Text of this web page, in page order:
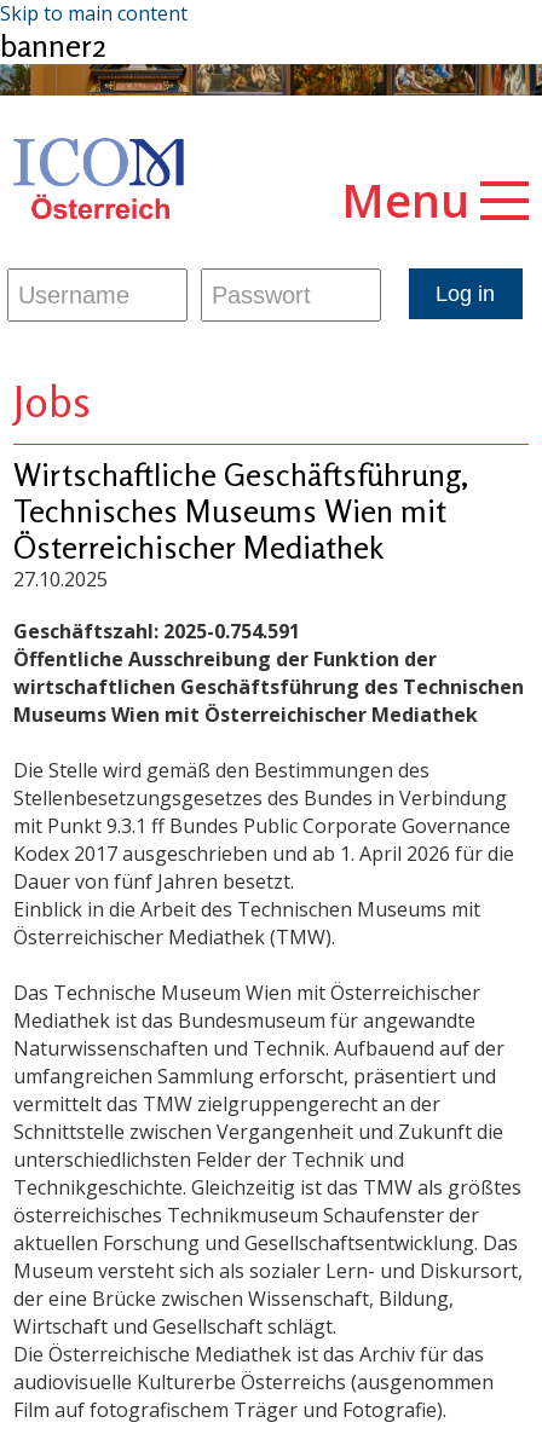
Skip to main content
banner2
Menu
Jobs
Wirtschaftliche Geschäftsführung,
Technisches Museums Wien mit
Österreichischer Mediathek
27.10.2025
Geschäftszahl: 2025-0.754.591
Öffentliche Ausschreibung der Funktion der
wirtschaftlichen Geschäftsführung des Technischen
Museums Wien mit Österreichischer Mediathek
Die Stelle wird gemäß den Bestimmungen des
Stellenbesetzungsgesetzes des Bundes in Verbindung
mit Punkt 9.3.1 ff Bundes Public Corporate Governance
Kodex 2017 ausgeschrieben und ab 1. April 2026 für die
Dauer von fünf Jahren besetzt.
Einblick in die Arbeit des Technischen Museums mit
Österreichischer Mediathek (TMW).
Das Technische Museum Wien mit Österreichischer
Mediathek ist das Bundesmuseum für angewandte
Naturwissenschaften und Technik. Aufbauend auf der
umfangreichen Sammlung erforscht, präsentiert und
vermittelt das TMW zielgruppengerecht an der
Schnittstelle zwischen Vergangenheit und Zukunft die
unterschiedlichsten Felder der Technik und
Technikgeschichte. Gleichzeitig ist das TMW als größtes
österreichisches Technikmuseum Schaufenster der
aktuellen Forschung und Gesellschaftsentwicklung. Das
Museum versteht sich als sozialer Lern- und Diskursort,
der eine Brücke zwischen Wissenschaft, Bildung,
Wirtschaft und Gesellschaft schlägt.
Die Österreichische Mediathek ist das Archiv für das
audiovisuelle Kulturerbe Österreichs (ausgenommen
Film auf fotografischem Träger und Fotografie).